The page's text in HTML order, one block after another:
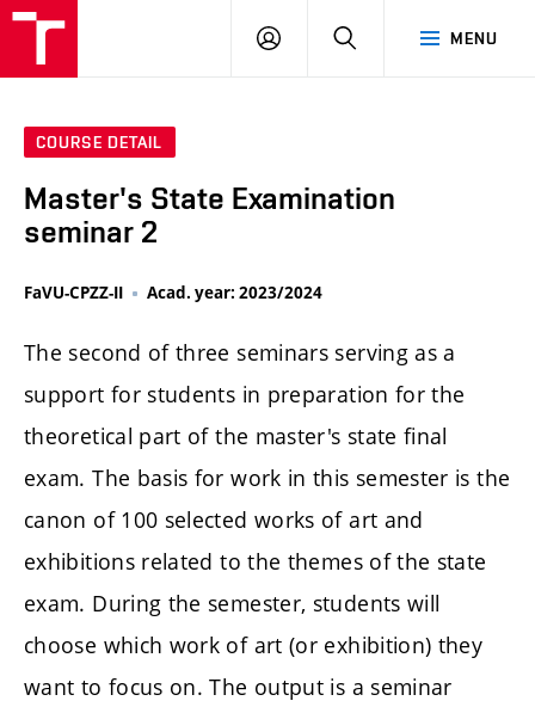
MENU
LOG
SEARCH
COURSE DETAIL
Master's State Examination
seminar 2
FaVU-CPZZ-II Acad. year: 2023/2024
The second of three seminars serving as a
support for students in preparation for the
theoretical part of the master's state final
exam. The basis for work in this semester is the
canon of 100 selected works of art and
exhibitions related to the themes of the state
exam. During the semester, students will
choose which work of art (or exhibition) they
want to focus on. The output is a seminar